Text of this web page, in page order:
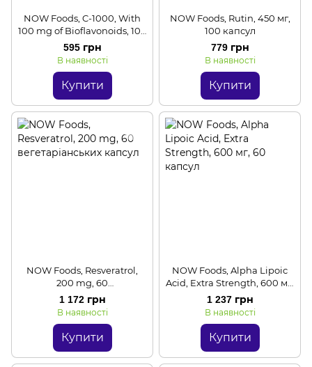
NOW Foods, C-1000, With
100 mg of Bioflavonoids, 100
капсул
595 грн
В наявності
Купити
NOW Foods, Rutin, 450 мг,
100 капсул
779 грн
В наявності
Купити
NOW Foods, Resveratrol,
200 mg, 60
вегетаріанських капсул
1 172 грн
В наявності
Купити
NOW Foods, Alpha Lipoic
Acid, Extra Strength, 600 мг,
60 капсул
1 237 грн
В наявності
Купити